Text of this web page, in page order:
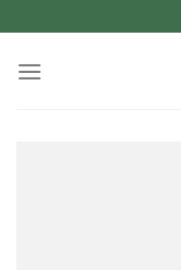
to
content